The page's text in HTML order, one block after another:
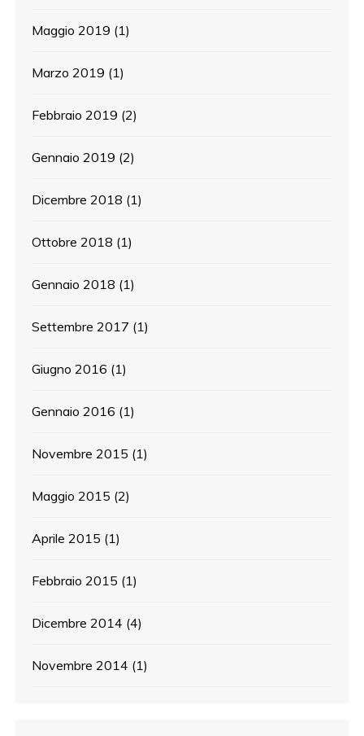
Maggio 2019 (1)
Marzo 2019 (1)
Febbraio 2019 (2)
Gennaio 2019 (2)
Dicembre 2018 (1)
Ottobre 2018 (1)
Gennaio 2018 (1)
Settembre 2017 (1)
Giugno 2016 (1)
Gennaio 2016 (1)
Novembre 2015 (1)
Maggio 2015 (2)
Aprile 2015 (1)
Febbraio 2015 (1)
Dicembre 2014 (4)
Novembre 2014 (1)